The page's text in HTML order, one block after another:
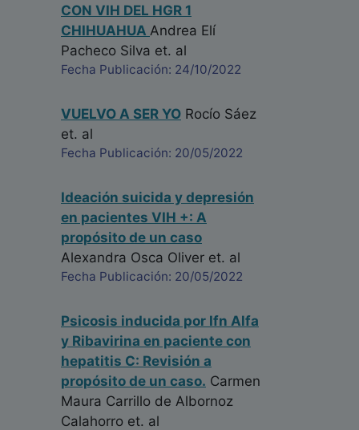
CON VIH DEL HGR 1
CHIHUAHUA Andrea Elí
Pacheco Silva et. al
Fecha Publicación: 24/10/2022
VUELVO A SER YO Rocío Sáez
et. al
Fecha Publicación: 20/05/2022
Ideación suicida y depresión
en pacientes VIH +: A
propósito de un caso
Alexandra Osca Oliver et. al
Fecha Publicación: 20/05/2022
Psicosis inducida por Ifn Alfa
y Ribavirina en paciente con
hepatitis C: Revisión a
propósito de un caso. Carmen
Maura Carrillo de Albornoz
Calahorro et. al